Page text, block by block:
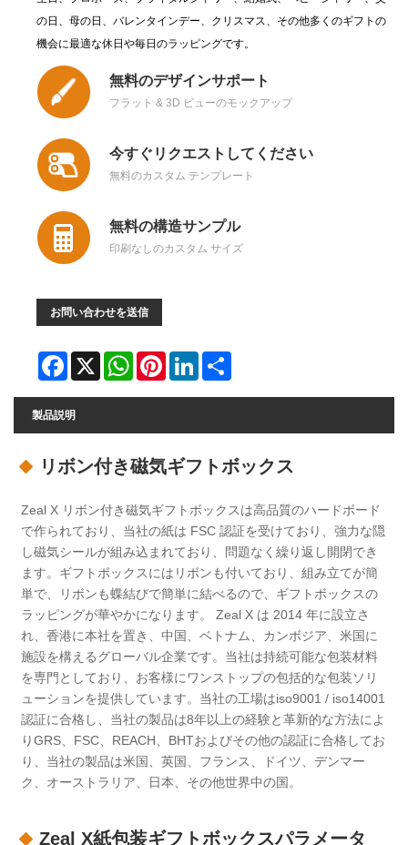
の日、母の日、バレンタインデー、クリスマス、その他多くのギフトの
機会に最適な休日や毎日のラッピングです。
無料のデザインサポート
フラット & 3D ビューのモックアップ
今すぐリクエストしてください
無料のカスタム テンプレート
無料の構造サンプル
印刷なしのカスタム サイズ
お問い合わせを送信
Facebook
X WhatsAppPinterestLinkedIn
製品説明
リボン付き磁気ギフトボックス
Zeal X リボン付き磁気ギフトボックスは高品質のハードボード
で作られており、当社の紙は FSC 認証を受けており、強力な隠
し磁気シールが組み込まれており、問題なく繰り返し開閉でき
ます。ギフトボックスにはリボンも付いており、組み立てが簡
単で、リボンも蝶結びで簡単に結べるので、ギフトボックスの
ラッピングが華やかになります。 Zeal X は 2014 年に設立さ
れ、香港に本社を置き、中国、ベトナム、カンボジア、米国に
施設を構えるグローバル企業です。当社は持続可能な包装材料
を専門としており、お客様にワンストップの包括的な包装ソリ
ューションを提供しています。当社の工場はiso9001 / iso14001
認証に合格し、当社の製品は8年以上の経験と革新的な方法によ
りGRS、FSC、REACH、BHTおよびその他の認証に合格してお
り、当社の製品は米国、英国、フランス、ドイツ、デンマー
ク、オーストラリア、日本、その他世界中の国。
Zeal X紙包装ギフトボックスパラメータ